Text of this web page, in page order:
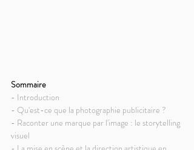
Sommaire
- Introduction
- Qu'est-ce que la photographie publicitaire ?
- Raconter une marque par l'image : le storytelling
visuel